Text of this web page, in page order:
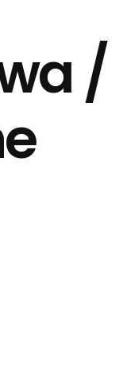
/